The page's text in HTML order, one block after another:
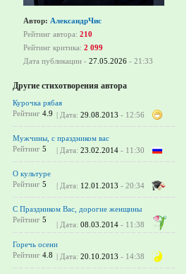
Автор: АлександрЧис
Рейтинг автора: 210
Рейтинг критика: 2 099
Дата публикации - 27.05.2026 - 21:33
Другие стихотворения автора
Курочка рябая
Рейтинг 4.9 | Дата: 29.08.2013 - 12:56
Мужчины, с праздником вас
Рейтинг 5 | Дата: 23.02.2014 - 11:30
О культуре
Рейтинг 5 | Дата: 12.01.2013 - 20:34
С Праздником Вас, дорогие женщины
Рейтинг 5
| Дата: 08.03.2014 - 11:38
Горечь осени
Рейтинг 4.8 | Дата: 20.10.2013 - 14:38